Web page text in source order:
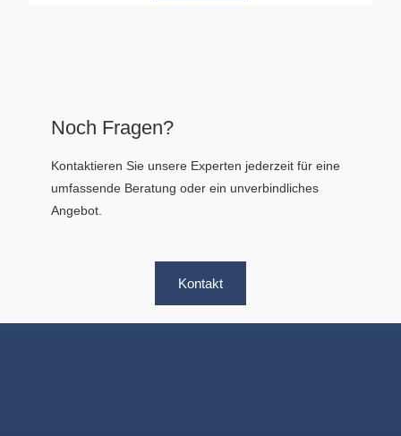
Noch Fragen?
Kontaktieren Sie unsere Experten jederzeit für eine
umfassende Beratung oder ein unverbindliches
Angebot.
Kontakt